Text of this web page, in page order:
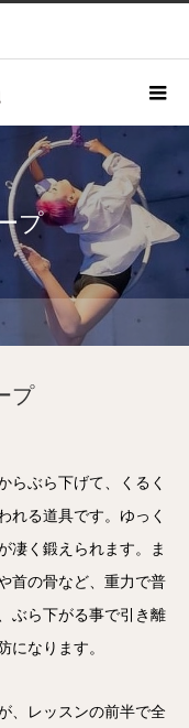
プ
プ
らぶら下げて、くるく
れる道具です。ゆっく
凄く鍛えられます。ま
首の骨など、重力で普
ぶら下がる事で引き離
になります。
、レッスンの前半で全